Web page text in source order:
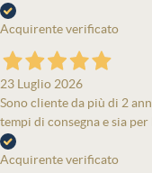
Acquirente verificato
23 Luglio 2026
Sono cliente da più di 2
tempi di consegna e sia
Acquirente verificato